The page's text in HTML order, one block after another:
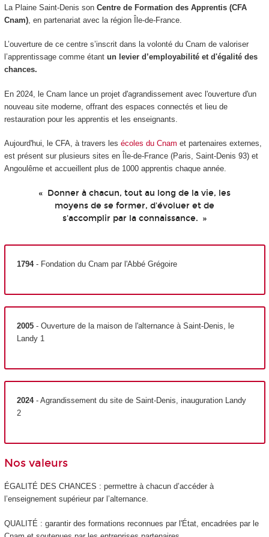
La Plaine Saint-Denis sonCentre de Formation des Apprentis (CFA
Cnam), en partenariat avec la région Île-de-France.
L’ouverture de ce centre s’inscrit dans la volonté du Cnam de valoriser
l’apprentissage comme étant un levier d’employabilité et d'égalité des
chances.
En 2024, le Cnam lance un projet d'agrandissement avec l'ouverture d'un
nouveau site moderne, offrant des espaces connectés et lieu de
restauration pour les apprentis et les enseignants.
Aujourd'hui, le CFA, à travers les écoles du Cnam et partenaires externes,
est présent sur plusieurs sites en Île-de-France (Paris, Saint-Denis 93) et
Angoulême et accueillent plus de 1000 apprentis chaque année.
Donner à chacun, tout au long de la vie, les
moyens de se former, d'évoluer et de
s'accomplir par la connaissance.
1794- Fondation du Cnam par l'Abbé Grégoire
2005 - Ouverture de la maison de l'alternance à Saint-Denis, le
Landy 1
2024- Agrandissement du site de Saint-Denis, inauguration Landy
2
Nos valeurs
ÉGALITÉ DES CHANCES : permettre à chacun d’accéder à
l’enseignement supérieur par l’alternance.
QUALITÉ : garantir des formations reconnues par l'État, encadrées par le